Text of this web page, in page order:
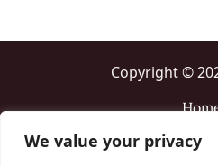
We value your privacy
Copyright ©
About